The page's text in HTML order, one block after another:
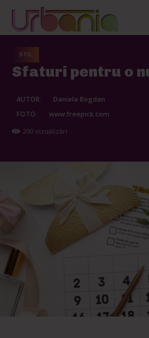
STIL
Sfaturi pentru o
AUTOR:
Daniela Bogdan
FOTO:
www.freepick.com
200 vizualizări